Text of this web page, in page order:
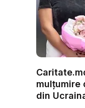
mulțumire
din